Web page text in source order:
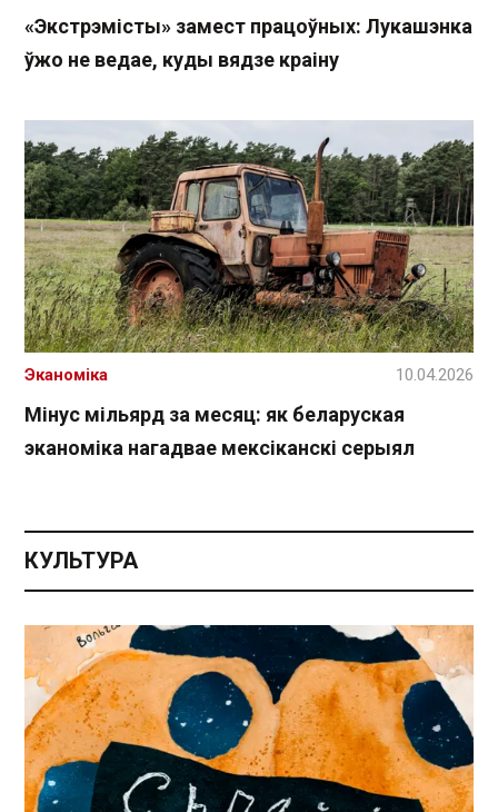
«Экстрэмісты» замест працоўных: Лукашэнка
ўжо не ведае, куды вядзе краіну
Мінус мільярд за месяц: як беларуская
эканоміка нагадвае мексіканскі серыял
Эканоміка 10.04.2026
КУЛЬТУРА